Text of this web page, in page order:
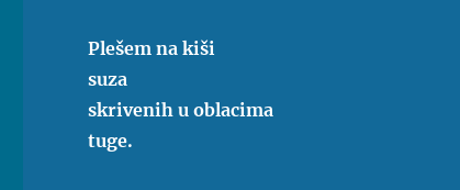
Plešem na kiši
suza
skrivenih u oblacima
tuge.